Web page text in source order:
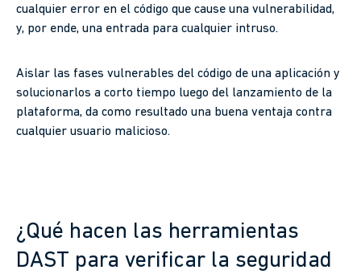
cualquier error en el código que cause una vulnerabilidad,
y, por ende, una entrada para cualquier intruso.
Aislar las fases vulnerables del código de una aplicación y
solucionarlos a corto tiempo luego del lanzamiento de la
plataforma, da como resultado una buena ventaja contra
cualquier usuario malicioso.
¿Qué hacen las herramientas
DAST para verificar la seguridad